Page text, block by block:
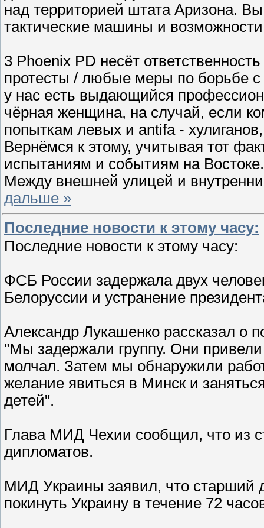
над территорией штата Аризона.
тактические машины и возможности
3 Phoenix PD несёт
протесты / любые меры по борьбе
у нас есть выдающийся
чёрная женщина, на случай, если
попыткам левых и antifa -
Вернёмся к этому, учитывая тот
испытаниям и событиям на
Между внешней улицей и
дальше »
Последние новости к этому часу:
Последние новости к этому часу:
ФСБ России задержала двух
Белоруссии и устранение
Александр Лукашенко рассказал о
"Мы задержали группу. Они
молчал. Затем мы обнаружили
желание явиться в Минск и
детей".
Глава МИД Чехии сообщил, что из
дипломатов.
МИД Украины заявил, что старший
покинуть Украину в течение 72